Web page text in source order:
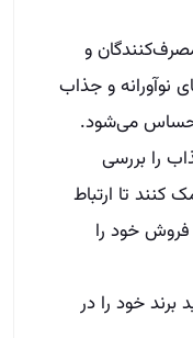
تا ارتباط
فروش خود را
برند خود را در